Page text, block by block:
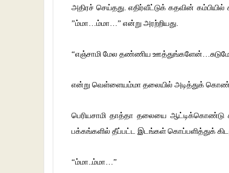
அதிரச் செய்தது. எதிர்வீட்டுக் கதவின்
”ம்மா…ம்மா…” என்று அரற்றியது.
“எஞ்சாமி மேல தண்ணிய
என்று வெள்ளையம்மா தலையில் அடித்துக்
பெரியசாமி தாத்தா தலையை ஆட்டிக்கொண்டு
பக்கங்களில் தீப்பட்ட இடங்கள் கொப்பளித்துக்
“ம்மா..ம்மா…”